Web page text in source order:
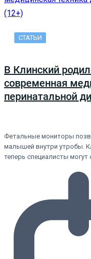
СТАТЬИ
В Клинский
современная
перинатальной
Фетальные мониторы
малышей внутри утробы.
теперь специалисты могут